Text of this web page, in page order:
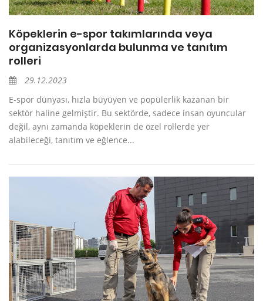
Köpeklerin e-spor takımlarında veya
organizasyonlarda bulunma ve tanıtım
rolleri
29.12.2023
E-spor dünyası, hızla büyüyen ve popülerlik kazanan bir
sektör haline gelmiştir. Bu sektörde, sadece insan oyuncular
değil, aynı zamanda köpeklerin de özel rollerde yer
alabileceği, tanıtım ve eğlence...